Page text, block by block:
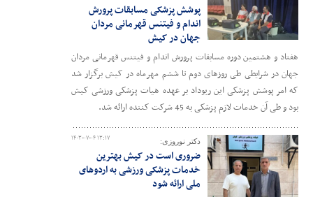
پوشش پزشکی مسابقات پرورش
اندام و فیتنس قهرمانی مردان
جهان در کیش
هفتاد و هشتمین دوره مسابقات پرورش اندام و فیتنس قهرمانی مردان
جهان در شرایطی طی روزهای دوم تا ششم مهرماه در کیش برگزار شد
که امر پوشش پزشکی این ریوداد بر عهده هیات پزشکی ورزشی کیش
بود و طی آن خدمات لازم پزشکی به 45 شرکت کننده ارائه شد.
۱۴۰۳-۰۷-۰۴ ۱۳:۱۷ دکتر نوروزی:
ضروری است در کیش بهترین
خدمات پزشکی ورزشی به اردوهای
ملی ارائه شود